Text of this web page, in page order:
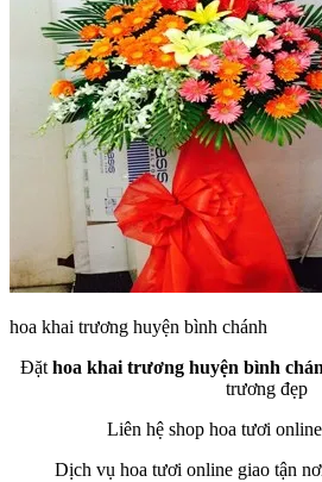
hoa khai trương huyện bình chánh
Đặthoa khai trương huyện bình
trương đẹp
Liên hệ shop hoa tươi
Dịch vụ hoa tươi online giao tận